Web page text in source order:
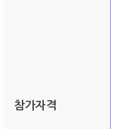
참가자격